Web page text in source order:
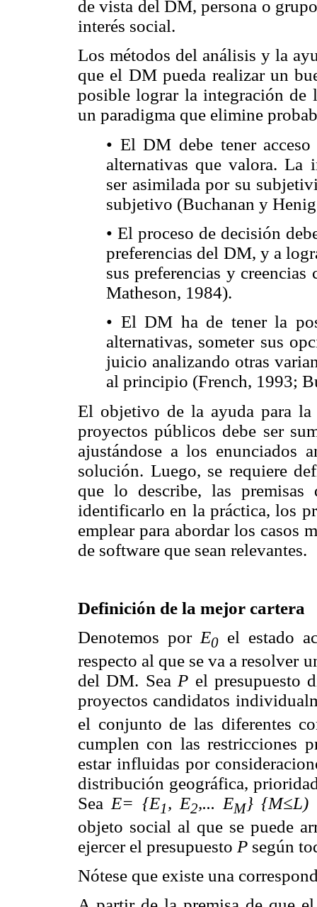
de vista del DM, persona o
interés social.
Los métodos del análisis y la
que el DM pueda realizar un
posible lograr la integración de
un paradigma que elimine
• El DM debe tener
alternativas que valora. La
ser asimilada por su
subjetivo (Buchanan y
• El proceso de decisión
preferencias del DM, y a
sus preferencias y
Matheson, 1984).
• El DM ha de tener la
alternativas, someter sus
juicio analizando otras
al principio (French, 1993;
El objetivo de la ayuda para la
proyectos públicos debe ser
ajustándose a los enunciados
solución. Luego, se requiere
que lo describe, las
identificarlo en la práctica, los
emplear para abordar los casos
de software que sean relevantes.
Definición de la mejor cartera
Denotemos por E0 el estado
respecto al que se va a resolver
del DM. Sea P el presupuesto
proyectos candidatos
el conjunto de las diferentes
cumplen con las restricciones
estar influidas por
distribución geográfica,
Sea E= {E1, E2,... EM} {M≤L)
objeto social al que se puede
ejercer el presupuesto P según
Nótese que existe una